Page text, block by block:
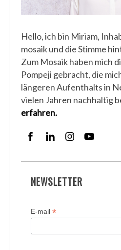
Hello, ich bin Miriam,
mosaik und die Stimme
Zum Mosaik haben mich
Pompeji gebracht, die
längeren Aufenthalts in
vielen Jahren nachhaltig
erfahren.
NEWSLETTER
E-mail *
S
e
o
r